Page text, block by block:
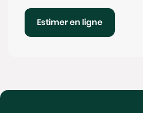
Estimer en ligne